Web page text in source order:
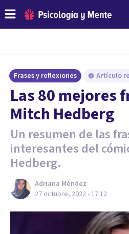
Frases y reflexiones Artículo
Las 80 mejores
Mitch Hedberg
Un resumen de las
interesantes del
Hedberg.
Adriana Méndez
27 octubre, 2022 - 17:12